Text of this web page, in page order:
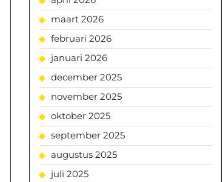
maart 2026
februari 2026
januari 2026
december 2025
november 2025
oktober 2025
september 2025
augustus 2025
juli 2025